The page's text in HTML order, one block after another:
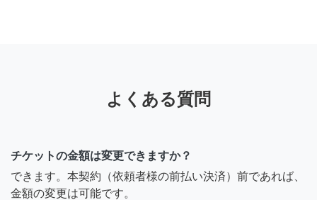
よくある質問
チケットの金額は変更できますか？
できます。本契約（依頼者様の前払い決済）前であれば、
金額の変更は可能です。